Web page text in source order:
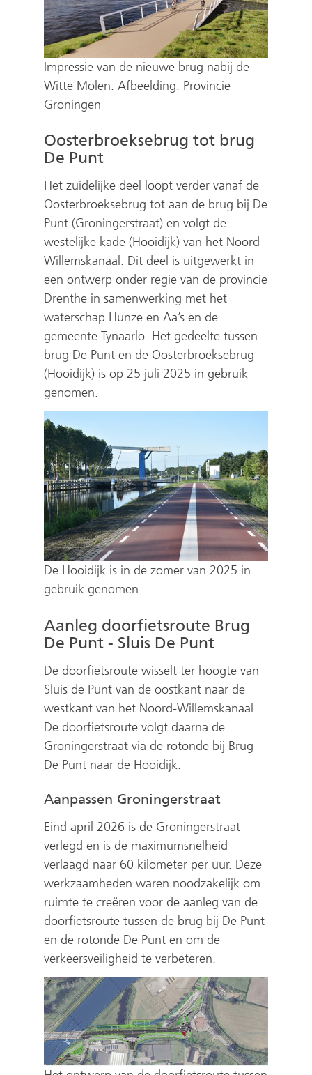
Impressie van de nieuwe brug nabij de
Witte Molen. Afbeelding: Provincie
Groningen
Oosterbroeksebrug tot brug
De Punt
Het zuidelijke deel loopt verder vanaf de
Oosterbroeksebrug tot aan de brug bij De
Punt (Groningerstraat) en volgt de
westelijke kade (Hooidijk) van het Noord-
Willemskanaal. Dit deel is uitgewerkt in
een ontwerp onder regie van de provincie
Drenthe in samenwerking met het
waterschap Hunze en Aa’s en de
gemeente Tynaarlo. Het gedeelte tussen
brug De Punt en de Oosterbroeksebrug
(Hooidijk) is op 25 juli 2025 in gebruik
genomen.
De Hooidijk is in de zomer van 2025 in
gebruik genomen.
Aanleg doorfietsroute Brug
De Punt - Sluis De Punt
De doorfietsroute wisselt ter hoogte van
Sluis de Punt van de oostkant naar de
westkant van het Noord-Willemskanaal.
De doorfietsroute volgt daarna de
Groningerstraat via de rotonde bij Brug
De Punt naar de Hooidijk.
Aanpassen Groningerstraat
Eind april 2026 is de Groningerstraat
verlegd en is de maximumsnelheid
verlaagd naar 60 kilometer per uur. Deze
werkzaamheden waren noodzakelijk om
ruimte te creëren voor de aanleg van de
doorfietsroute tussen de brug bij De Punt
en de rotonde De Punt en om de
verkeersveiligheid te verbeteren.